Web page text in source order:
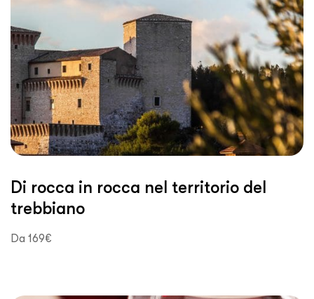
Di rocca in rocca nel territorio del
trebbiano
Da 169€